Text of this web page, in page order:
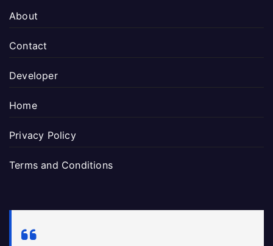
About
Contact
Developer
Home
Privacy Policy
Terms and Conditions